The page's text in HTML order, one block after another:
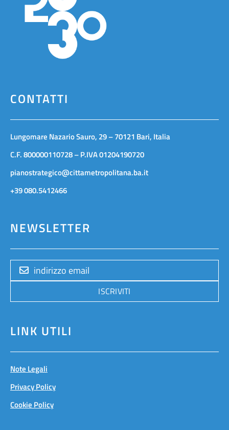
CONTATTI
Lungomare Nazario Sauro, 29 – 70121 Bari, Italia
C.F. 800000110728 – P.IVA 01204190720
pianostrategico@cittametropolitana.ba.it
+39 080.5412466
NEWSLETTER
ISCRIVITI
LINK UTILI
Note Legali
Privacy Policy
Cookie Policy